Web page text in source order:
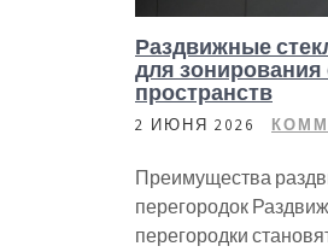
Раздвижные
для
пространств
2 ИЮНЯ 2026
Преимущества
перегородок
перегородки